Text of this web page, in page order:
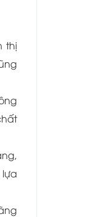
thị